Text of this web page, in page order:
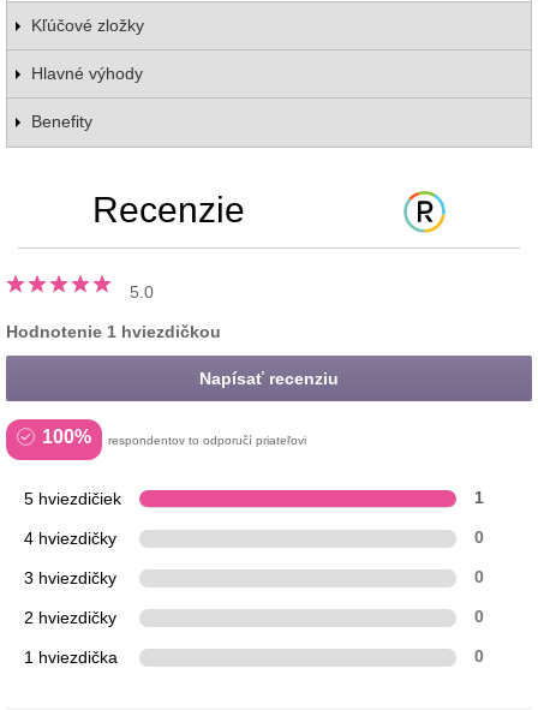
Kľúčové zložky
Hlavné výhody
Benefity
Recenzie
5.0
Hodnotenie 1 hviezdičkou
Napísať recenziu
100% respondentov to odporučí priateľovi
5 hviezdičiek 1
4 hviezdičky 0
3 hviezdičky 0
2 hviezdičky 0
1 hviezdička 0